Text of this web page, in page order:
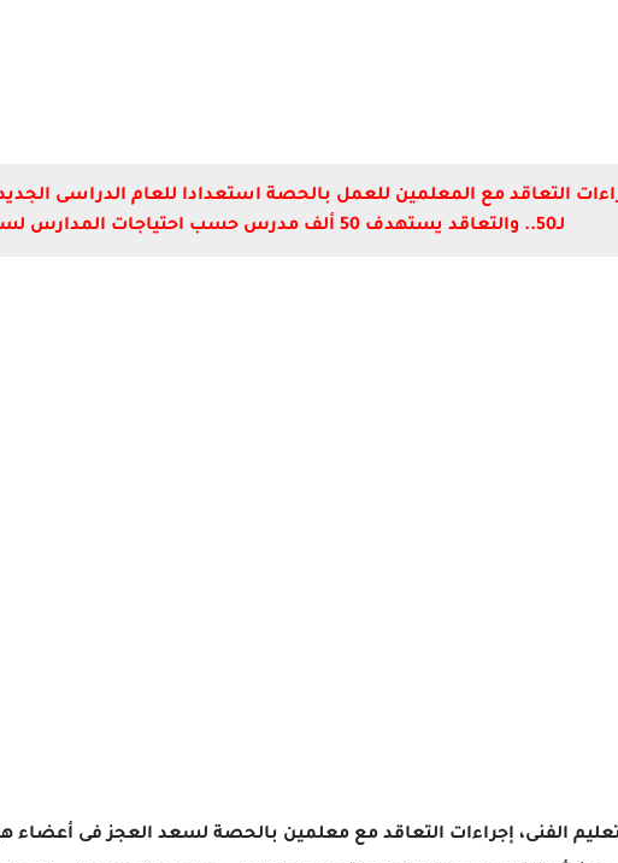
لـ50.. والتعاقد يستهدف 50 ألف مدرس حسب احتياجات المدارس لسد العجز.
الفنى، إجراءات التعاقد مع معلمين بالحصة لسعد العجز فى